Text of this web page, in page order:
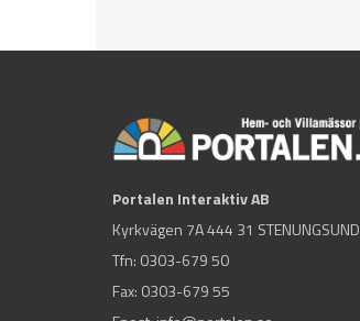
Portalen Interaktiv AB
Kyrkvägen 7A 444 31 STENUNGSUND
Tfn: 0303-679 50
Fax: 0303-679 55